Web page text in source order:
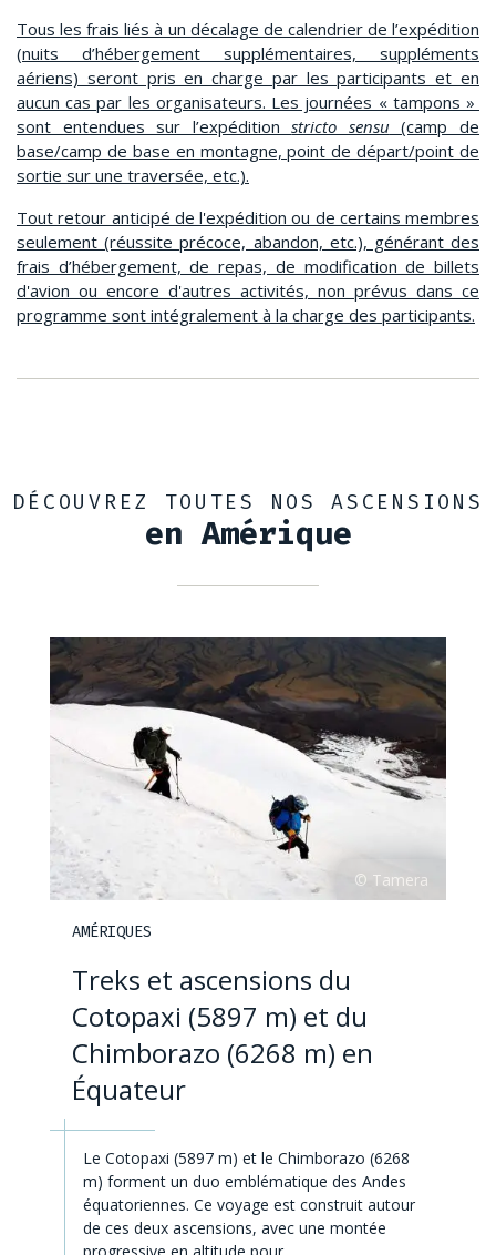
Tous les frais liés à un décalage de calendrier de l’expédition
(nuits d’hébergement supplémentaires, suppléments
aériens) seront pris en charge par les participants et en
aucun cas par les organisateurs. Les journées « tampons »
sont entendues sur l’expéditionstricto sensu (camp de
base/camp de base en montagne, point de départ/point de
sortie sur une traversée, etc.).
Tout retour anticipé de l'expédition ou de certains membres
seulement (réussite précoce, abandon, etc.), générant des
frais d’hébergement, de repas, de modification de billets
d'avion ou encore d'autres activités, non prévus dans ce
programme sont intégralement à la charge des participants.
DÉCOUVREZ TOUTES NOS ASCENSIONS
en Amérique
AMÉRIQUES
Treks et ascensions du
Cotopaxi (5897 m) et du
Chimborazo (6268 m) en
Équateur
Le Cotopaxi (5897 m) et le Chimborazo (6268
m) forment un duo emblématique des Andes
équatoriennes. Ce voyage est construit autour
de ces deux ascensions, avec une montée